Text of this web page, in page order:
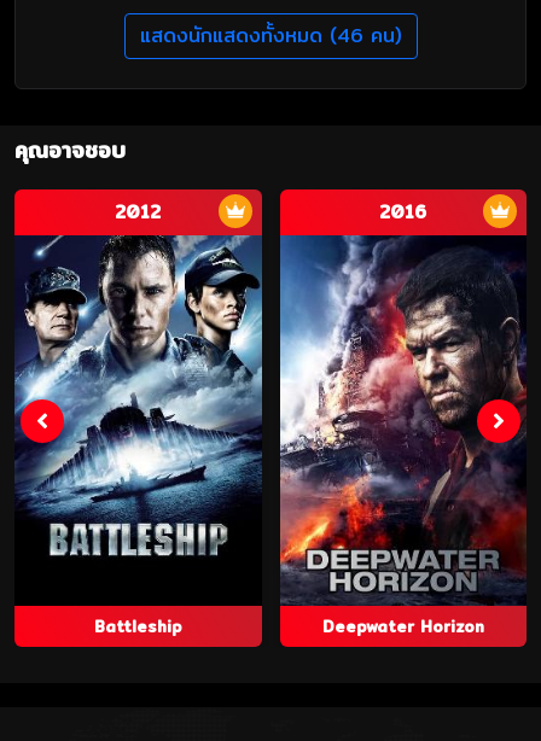
แสดงนักแสดงทั้งหมด (46 คน)
คุณอาจชอบ
2012
Battleship
2016
Deepwater Horizon